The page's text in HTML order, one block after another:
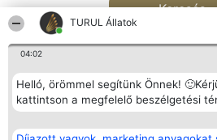
TURUL Állatok
04:02
Helló, örömmel segítünk Önnek!
kattintson a megfelelő beszélgetési
Keresés
Rangsorszervező